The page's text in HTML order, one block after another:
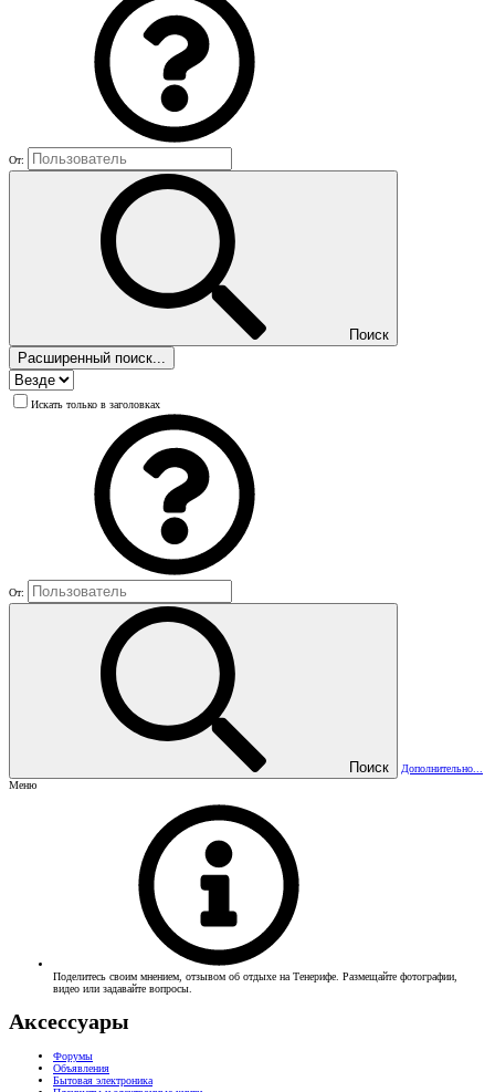
От:
Поиск
Расширенный поиск...
Искать только в заголовках
От:
Поиск
Дополнительно...
Меню
Поделитесь своим мнением, отзывом об отдыхе на Тенерифе. Размещайте фотографии,
видео или задавайте вопросы.
Аксессуары
Форумы
Объявления
Бытовая электроника